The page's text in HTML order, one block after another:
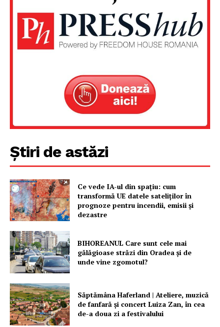
Știri de astăzi
Ce vede IA-ul din spațiu: cum
transformă UE datele sateliților în
prognoze pentru incendii, emisii și
dezastre
BIHOREANUL Care sunt cele mai
gălăgioase străzi din Oradea și de
unde vine zgomotul?
Săptămâna Haferland | Ateliere, muzică
de fanfară şi concert Luiza Zan, în cea
de-a doua zi a festivalului